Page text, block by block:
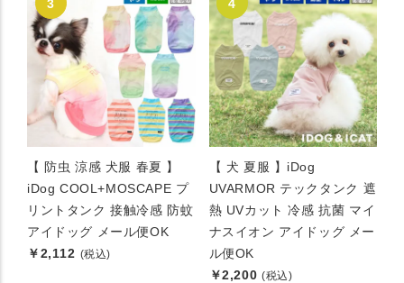
【 防虫 涼感 犬服 春夏 】
iDog COOL+MOSCAPE プ
リントタンク 接触冷感 防蚊
アイドッグ メール便OK
￥2,112 (税込)
【 犬 夏服 】iDog
UVARMOR テックタンク 遮
熱 UVカット 冷感 抗菌 マイ
ナスイオン アイドッグ メー
ル便OK
￥2,200 (税込)